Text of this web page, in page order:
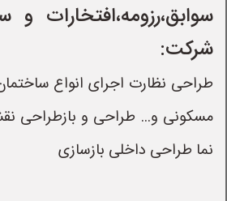
سوابق،رزومه،افتخارات
شرکت:
طراحی نظارت اجرای انواع
مسکونی و... طراحی و بازطراحی
نما طراحی داخلی بازسازی